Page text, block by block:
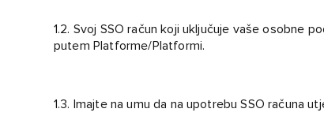
1.2. Svoj SSO račun koji uključuje vaše osobne
putem Platforme/Platformi.
1.3. Imajte na umu da na upotrebu SSO računa